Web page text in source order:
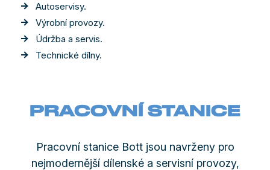
Autoservisy.
Výrobní provozy.
Údržba a servis.
Technické dílny.
PRACOVNÍ STANICE
Pracovní stanice Bott jsou navrženy pro
nejmodernější dílenské a servisní provozy,